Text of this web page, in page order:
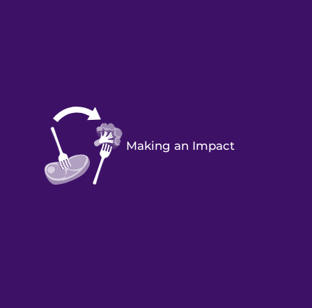
Making an Impact